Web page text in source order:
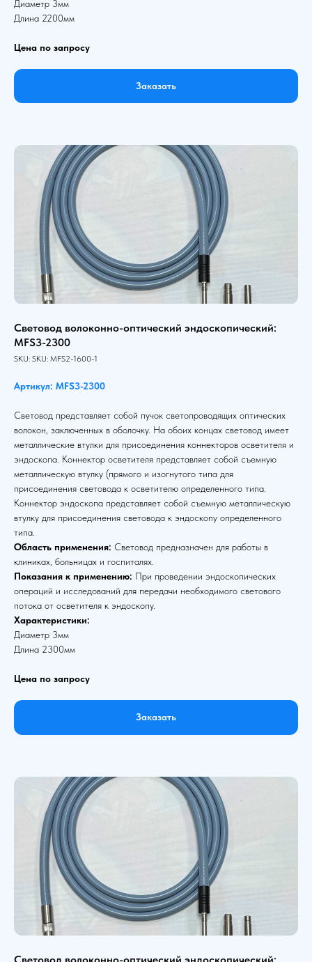
Диаметр 3мм
Длина 2200мм
Цена по запросу
Заказать
Световод волоконно-оптический эндоскопический:
MFS3-2300
SKU: SKU: MFS2-1600-1
Артикул: MFS3-2300
Световод представляет собой пучок светопроводящих оптических
волокон, заключенных в оболочку. На обоих концах световод имеет
металлические втулки для присоединения коннекторов осветителя и
эндоскопа. Коннектор осветителя представляет собой съемную
металлическую втулку (прямого и изогнутого типа для
присоединения световода к осветителю определенного типа.
Коннектор эндоскопа представляет собой съемную металлическую
втулку для присоединения световода к эндоскопу определенного
типа.
Область применения: Световод предназначен для работы в
клиниках, больницах и госпиталях.
Показания к применению: При проведении эндоскопических
операций и исследований для передачи необходимого светового
потока от осветителя к эндоскопу.
Характеристики:
Диаметр 3мм
Длина 2300мм
Цена по запросу
Заказать
Световод волоконно-оптический эндоскопический: